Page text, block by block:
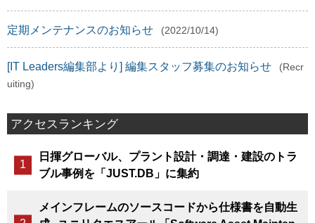
定期メンテナンスのお知らせ (2022/10/14)
[IT Leaders編集部より] 編集スタッフ募集のお知らせ
(Recr
uiting)
アクセスランキング
日揮グローバル、プラント設計・調達・建設のトラ
ブル事例を「JUST.DB」に集約
メインフレームのソースコードから仕様書を自動生